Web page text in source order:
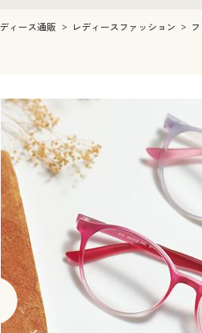
レディース通販すべて
女性下着
インナー・
ジュニア・
ィース通販 レディースファッション